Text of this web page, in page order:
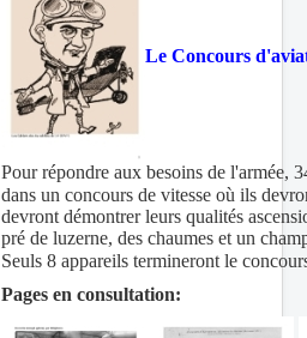
Le Concours
Pour répondre aux besoins de l'armée,
dans un concours de vitesse où ils
devront démontrer leurs qualités
pré de luzerne, des chaumes et un
Seuls 8 appareils termineront le
Pages en consultation: